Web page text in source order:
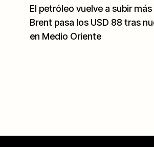
El petróleo vuelve a subir más
Brent pasa los USD 88 tras
en Medio Oriente